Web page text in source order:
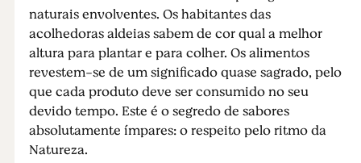
naturais envolventes. Os habitantes das
acolhedoras aldeias sabem de cor qual a melhor
altura para plantar e para colher. Os alimentos
revestem-se de um significado quase sagrado, pelo
que cada produto deve ser consumido no seu
devido tempo. Este é o segredo de sabores
absolutamente ímpares: o respeito pelo ritmo da
Natureza.